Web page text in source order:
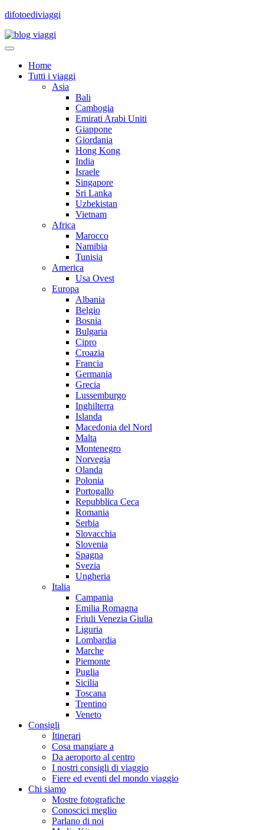
difotoediviaggi
Home
Tutti i viaggi
Asia
Bali
Cambogia
Emirati Arabi Uniti
Giappone
Giordania
Hong Kong
India
Israele
Singapore
Sri Lanka
Uzbekistan
Vietnam
Africa
Marocco
Namibia
Tunisia
America
Usa Ovest
Europa
Albania
Belgio
Bosnia
Bulgaria
Cipro
Croazia
Francia
Germania
Grecia
Lussemburgo
Inghilterra
Islanda
Macedonia del Nord
Malta
Montenegro
Norvegia
Olanda
Polonia
Portogallo
Repubblica Ceca
Romania
Serbia
Slovacchia
Slovenia
Spagna
Svezia
Ungheria
Italia
Campania
Emilia Romagna
Friuli Venezia Giulia
Liguria
Lombardia
Marche
Piemonte
Puglia
Sicilia
Toscana
Trentino
Veneto
Consigli
Itinerari
Cosa mangiare a
Da aeroporto al centro
I nostri consigli di viaggio
Fiere ed eventi del mondo viaggio
Chi siamo
Mostre fotografiche
Conoscici meglio
Parlano di noi